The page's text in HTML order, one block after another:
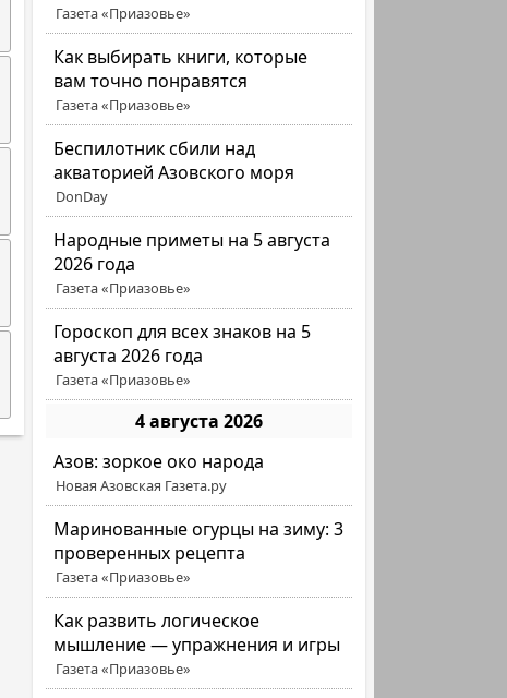
Газета «Приазовье»
Как выбирать книги, которые
вам точно понравятся
Газета «Приазовье»
Беспилотник сбили над
акваторией Азовского моря
DonDay
Народные приметы на 5 августа
2026 года
Газета «Приазовье»
Гороскоп для всех знаков на 5
августа 2026 года
Газета «Приазовье»
4 августа 2026
Азов: зоркое око народа
Новая Азовская Газета.ру
Маринованные огурцы на зиму: 3
проверенных рецепта
Газета «Приазовье»
Как развить логическое
мышление — упражнения и игры
Газета «Приазовье»